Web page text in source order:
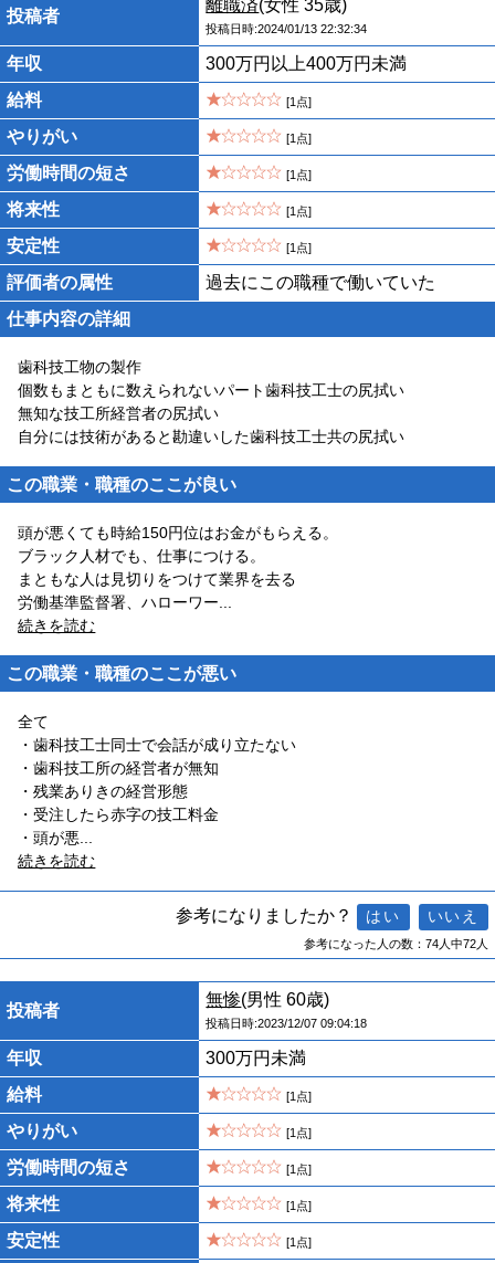
投稿者
離職済(女性 35歳)
投稿日時:2024/01/13 22:32:34
年収
300万円以上400万円未満
給料
[1点]
やりがい [1点]
労働時間の短さ [1点]
将来性 [1点]
安定性 [1点]
評価者の属性
過去にこの職種で働いていた
仕事内容の詳細
歯科技工物の製作
個数もまともに数えられないパート歯科技工士の尻拭い
無知な技工所経営者の尻拭い
自分には技術があると勘違いした歯科技工士共の尻拭い
この職業・職種のここが良い
頭が悪くても時給150円位はお金がもらえる。
ブラック人材でも、仕事につける。
まともな人は見切りをつけて業界を去る
労働基準監督署、ハローワー
続きを読む
この職業・職種のここが悪い
全て
・歯科技工士同士で会話が成り立たない
・歯科技工所の経営者が無知
・残業ありきの経営形態
・受注したら赤字の技工料金
・頭が悪
続きを読む
参考になりましたか？
参考になった人の数：74人中72人
投稿者
無惨(男性 60歳)
投稿日時:2023/12/07 09:04:18
年収
300万円未満
給料
[1点]
やりがい [1点]
労働時間の短さ [1点]
将来性 [1点]
安定性 [1点]